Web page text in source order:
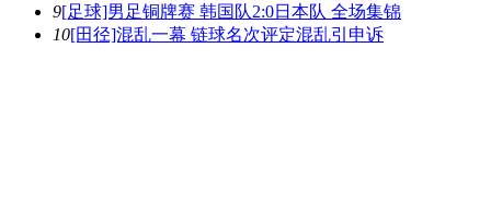
9[足球]男足铜牌赛 韩国队2:0日本队 全场集锦
10[田径]混乱一幕 链球名次评定混乱引申诉